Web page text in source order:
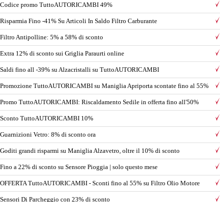
Codice promo TuttoAUTORICAMBI 49%
Risparmia Fino -41% Su Articoli In Saldo Filtro Carburante
Filtro Antipolline: 5% a 58% di sconto
Extra 12% di sconto sui Griglia Paraurti online
Saldi fino all -39% su Alzacristalli su TuttoAUTORICAMBI
Promozione TuttoAUTORICAMBI su Maniglia Apriporta scontate fino al 55%
Promo TuttoAUTORICAMBI: Riscaldamento Sedile in offerta fino all'50%
Sconto TuttoAUTORICAMBI 10%
Guarnizioni Vetro: 8% di sconto ora
Goditi grandi risparmi su Maniglia Alzavetro, oltre il 10% di sconto
Fino a 22% di sconto su Sensore Pioggia | solo questo mese
OFFERTA TuttoAUTORICAMBI - Sconti fino al 55% su Filtro Olio Motore
Sensori Di Parcheggio con 23% di sconto